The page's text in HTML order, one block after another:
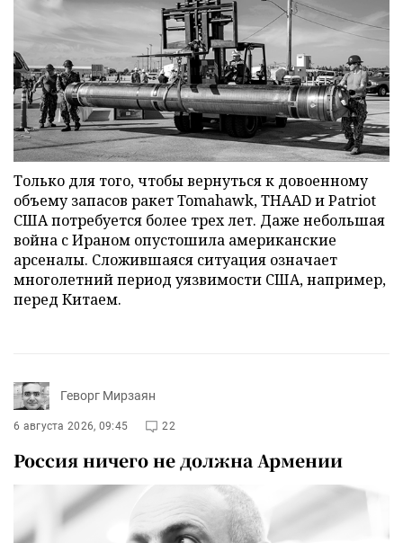
Только для того, чтобы вернуться к довоенному
объему запасов ракет Tomahawk, THAAD и Patriot
США потребуется более трех лет. Даже небольшая
война с Ираном опустошила американские
арсеналы. Сложившаяся ситуация означает
многолетний период уязвимости США, например,
перед Китаем.
Геворг Мирзаян
6 августа 2026, 09:45 22
Россия ничего не должна Армении